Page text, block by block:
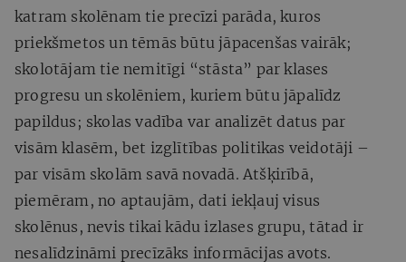
katram skolēnam tie precīzi parāda, kuros
priekšmetos un tēmās būtu jāpacenšas vairāk;
skolotājam tie nemitīgi “stāsta” par klases
progresu un skolēniem, kuriem būtu jāpalīdz
papildus; skolas vadība var analizēt datus par
visām klasēm, bet izglītības politikas veidotāji –
par visām skolām savā novadā. Atšķirībā,
piemēram, no aptaujām, dati iekļauj visus
skolēnus, nevis tikai kādu izlases grupu, tātad ir
nesalīdzināmi precīzāks informācijas avots.